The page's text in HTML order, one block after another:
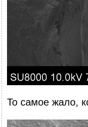
То самое жало,